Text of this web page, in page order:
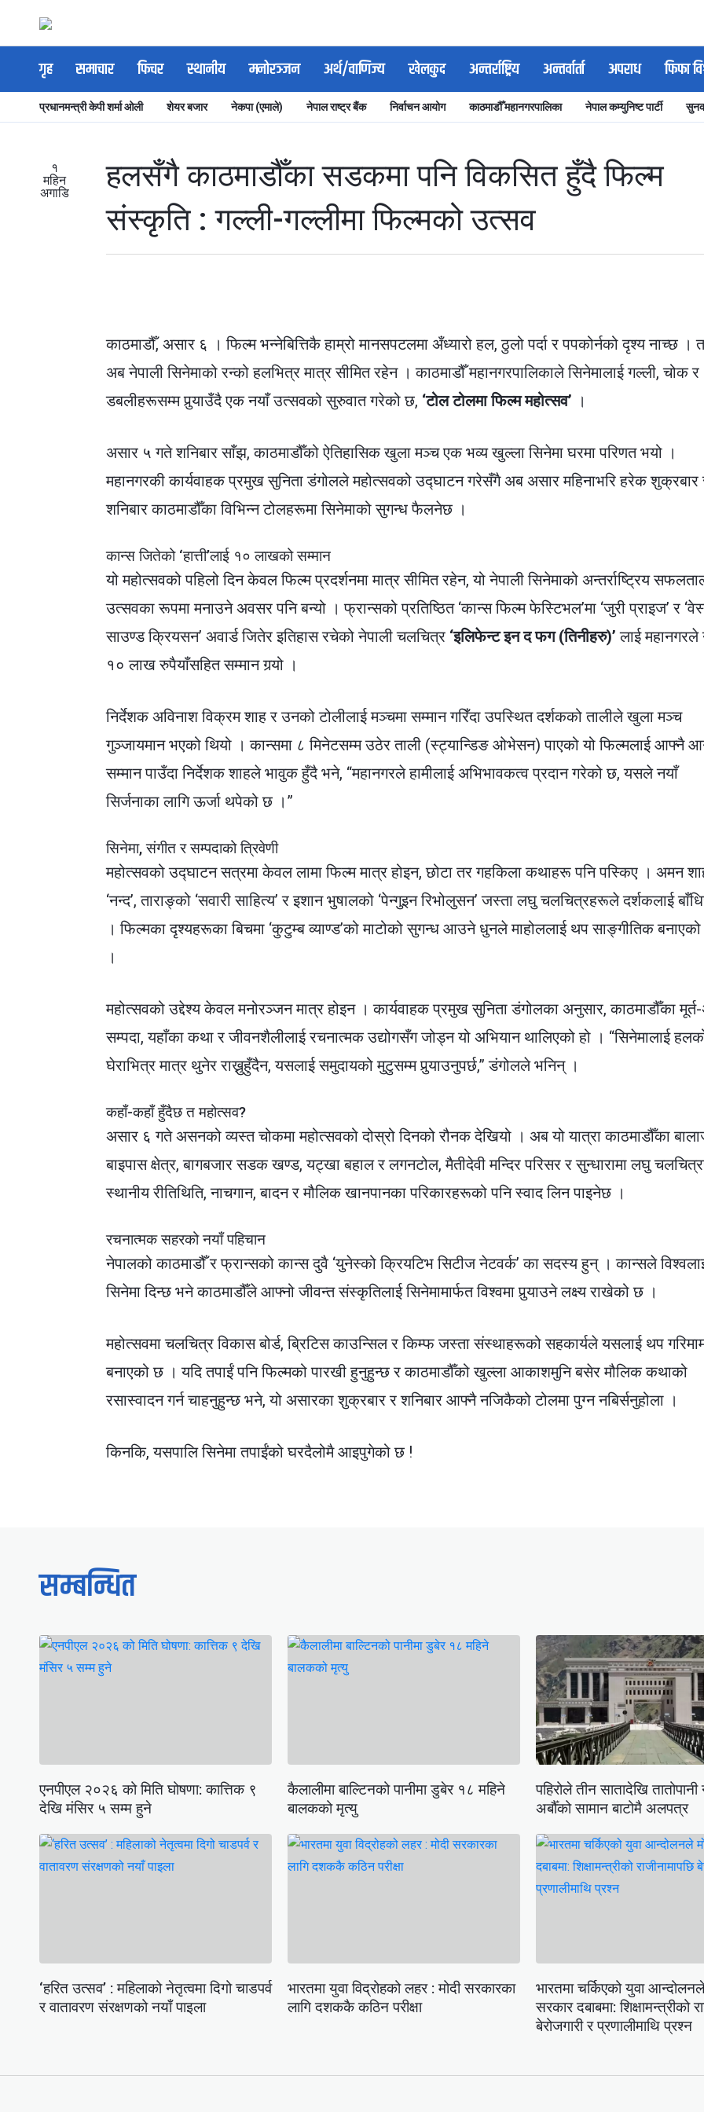
गृह समाचार फिचर स्थानीय मनोरञ्जन अर्थ/वाणिज्य खेलकुद अन्तर्राष्ट्रिय अन्तर्वार्ता अपराध फिफा
प्रधानमन्त्री केपी शर्मा ओली शेयर बजार नेकपा (एमाले) नेपाल राष्ट्र बैंक निर्वाचन आयोग काठमाडौँ महानगरपालिका नेपाल कम्युनिष्ट पार्टी
१
महिन
अगाडि
हलसँगै काठमाडौँका सडकमा पनि विकसित हुँदै फिल्म
संस्कृति : गल्ली-गल्लीमा फिल्मको उत्सव
काठमाडौँ, असार ६ । फिल्म भन्नेबित्तिकै हाम्रो मानसपटलमा अँध्यारो हल, ठुलो पर्दा र पपकोर्नको दृश्य नाच्छ ।
अब नेपाली सिनेमाको रन्को हलभित्र मात्र सीमित रहेन । काठमाडौँ महानगरपालिकाले सिनेमालाई गल्ली, चोक र
डबलीहरूसम्म पुर्‍याउँदै एक नयाँ उत्सवको सुरुवात गरेको छ, ‘टोल टोलमा फिल्म महोत्सव’ ।
असार ५ गते शनिबार साँझ, काठमाडौँको ऐतिहासिक खुला मञ्च एक भव्य खुल्ला सिनेमा घरमा परिणत भयो ।
महानगरकी कार्यवाहक प्रमुख सुनिता डंगोलले महोत्सवको उद्घाटन गरेसँगै अब असार महिनाभरि हरेक शुक्रबार
शनिबार काठमाडौँका विभिन्न टोलहरूमा सिनेमाको सुगन्ध फैलनेछ ।
कान्स जितेको ‘हात्ती’लाई १० लाखको सम्मान
यो महोत्सवको पहिलो दिन केवल फिल्म प्रदर्शनमा मात्र सीमित रहेन, यो नेपाली सिनेमाको अन्तर्राष्ट्रिय
उत्सवका रूपमा मनाउने अवसर पनि बन्यो । फ्रान्सको प्रतिष्ठित ‘कान्स फिल्म फेस्टिभल’मा ‘जुरी प्राइज’ र
साउण्ड क्रियसन’ अवार्ड जितेर इतिहास रचेको नेपाली चलचित्र ‘इलिफेन्ट इन द फग (तिनीहरु)’ लाई महानगरले
१० लाख रुपैयाँसहित सम्मान गर्‍यो ।
निर्देशक अविनाश विक्रम शाह र उनको टोलीलाई मञ्चमा सम्मान गरिँदा उपस्थित दर्शकको तालीले खुला मञ्च
गुञ्जायमान भएको थियो । कान्समा ८ मिनेटसम्म उठेर ताली (स्ट्यान्डिङ ओभेसन) पाएको यो फिल्मलाई आफ्नै
सम्मान पाउँदा निर्देशक शाहले भावुक हुँदै भने, “महानगरले हामीलाई अभिभावकत्व प्रदान गरेको छ, यसले नयाँ
सिर्जनाका लागि ऊर्जा थपेको छ ।”
सिनेमा, संगीत र सम्पदाको त्रिवेणी
महोत्सवको उद्घाटन सत्रमा केवल लामा फिल्म मात्र होइन, छोटा तर गहकिला कथाहरू पनि पस्किए । अमन
‘नन्द’, ताराङ्को ‘सवारी साहित्य’ र इशान भुषालको ‘पेन्गुइन रिभोलुसन’ जस्ता लघु चलचित्रहरूले दर्शकलाई
। फिल्मका दृश्यहरूका बिचमा ‘कुटुम्ब व्याण्ड’को माटोको सुगन्ध आउने धुनले माहोललाई थप साङ्गीतिक बनाएको
।
महोत्सवको उद्देश्य केवल मनोरञ्जन मात्र होइन । कार्यवाहक प्रमुख सुनिता डंगोलका अनुसार, काठमाडौँका मूर्त-
सम्पदा, यहाँका कथा र जीवनशैलीलाई रचनात्मक उद्योगसँग जोड्न यो अभियान थालिएको हो । “सिनेमालाई
घेराभित्र मात्र थुनेर राख्नुहुँदैन, यसलाई समुदायको मुटुसम्म पुर्‍याउनुपर्छ,” डंगोलले भनिन् ।
कहाँ-कहाँ हुँदैछ त महोत्सव?
असार ६ गते असनको व्यस्त चोकमा महोत्सवको दोस्रो दिनको रौनक देखियो । अब यो यात्रा काठमाडौँका
बाइपास क्षेत्र, बागबजार सडक खण्ड, यट्खा बहाल र लगनटोल, मैतीदेवी मन्दिर परिसर र सुन्धारामा लघु
स्थानीय रीतिथिति, नाचगान, बादन र मौलिक खानपानका परिकारहरूको पनि स्वाद लिन पाइनेछ ।
रचनात्मक सहरको नयाँ पहिचान
नेपालको काठमाडौँ र फ्रान्सको कान्स दुवै ‘युनेस्को क्रियटिभ सिटीज नेटवर्क’ का सदस्य हुन् । कान्सले
सिनेमा दिन्छ भने काठमाडौँले आफ्नो जीवन्त संस्कृतिलाई सिनेमामार्फत विश्वमा पुर्‍याउने लक्ष्य राखेको छ ।
महोत्सवमा चलचित्र विकास बोर्ड, ब्रिटिस काउन्सिल र किम्फ जस्ता संस्थाहरूको सहकार्यले यसलाई थप
बनाएको छ । यदि तपाईं पनि फिल्मको पारखी हुनुहुन्छ र काठमाडौँको खुल्ला आकाशमुनि बसेर मौलिक कथाको
रसास्वादन गर्न चाहनुहुन्छ भने, यो असारका शुक्रबार र शनिबार आफ्नै नजिकैको टोलमा पुग्न नबिर्सनुहोला ।
किनकि, यसपालि सिनेमा तपाईंको घरदैलोमै आइपुगेको छ !
सम्बन्धित
एनपीएल २०२६ को मिति घोषणा: कात्तिक ९
देखि मंसिर ५ सम्म हुने
कैलालीमा बाल्टिनको पानीमा डुबेर १८ महिने
बालकको मृत्यु
पहिरोले तीन सातादेखि तातोपानी
अर्बौँको सामान बाटोमै अलपत्र
‘हरित उत्सव’ : महिलाको नेतृत्वमा दिगो चाडपर्व
र वातावरण संरक्षणको नयाँ पाइला
भारतमा युवा विद्रोहको लहर : मोदी सरकारका
लागि दशककै कठिन परीक्षा
भारतमा चर्किएको युवा
सरकार दबाबमा: शिक्षामन्त्रीको
बेरोजगारी र प्रणालीमाथि प्रश्न